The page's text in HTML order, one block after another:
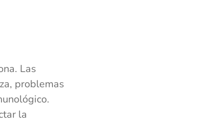
Las
problemas
la